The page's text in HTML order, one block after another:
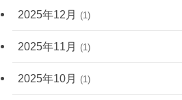
2025年12月 (1)
2025年11月 (1)
2025年10月 (1)